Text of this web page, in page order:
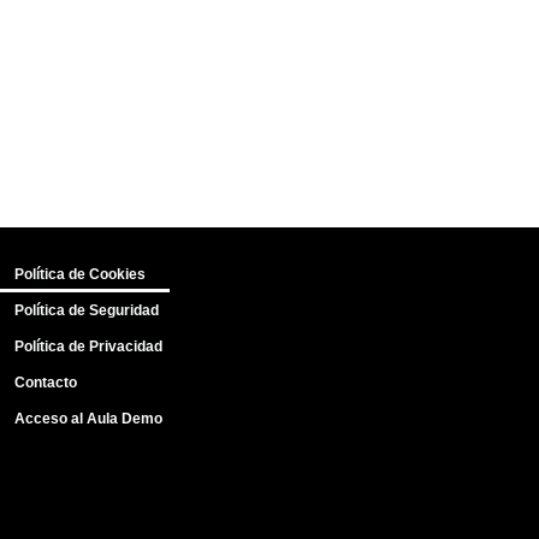
Política de Cookies
Política de Seguridad
Política de Privacidad
Contacto
Acceso al Aula Demo